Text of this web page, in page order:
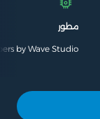
مطور
by Wave Studio